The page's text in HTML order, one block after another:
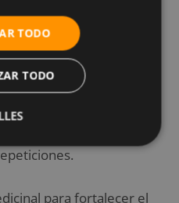
extendidos sobre la
contrae los glúteos
parte superior de la
los brazos y las piernas
TODO
TODO